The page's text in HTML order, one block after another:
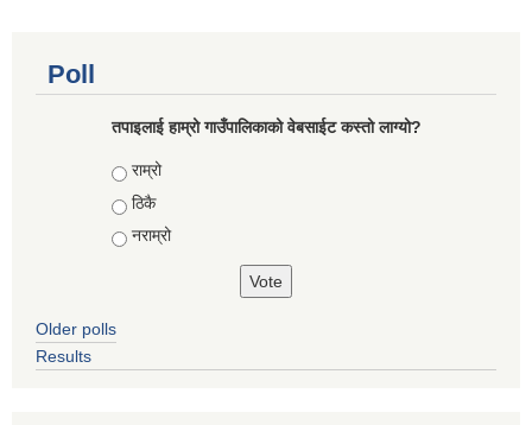
Poll
तपाइलाई हाम्रो गाउँपालिकाको वेबसाईट कस्तो लाग्यो?
Choices
राम्रो
ठिकै
नराम्रो
Older polls
Results